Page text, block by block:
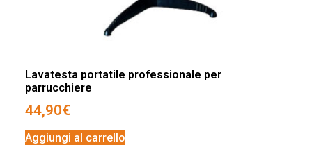
Lavatesta portatile professionale per
parrucchiere
44,90€
Aggiungi al carrello